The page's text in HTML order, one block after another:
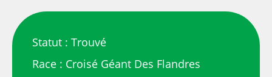
Statut : Trouvé
Race : Croisé Géant Des Flandres